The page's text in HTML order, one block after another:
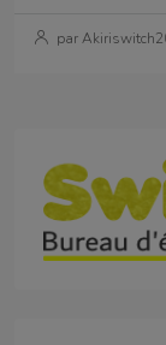
par